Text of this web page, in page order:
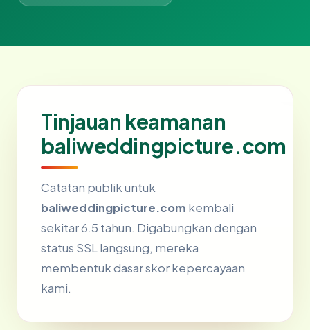
Tinjauan keamanan
baliweddingpicture.com
Catatan publik untuk
baliweddingpicture.com kembali
sekitar 6.5 tahun. Digabungkan dengan
status SSL langsung, mereka
membentuk dasar skor kepercayaan
kami.